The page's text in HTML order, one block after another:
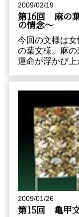
2009/02/19
第16回 麻の
の情念〜
今回の文様は
の葉文様。麻
運命が浮かび上
2009/01/26
第15回 亀甲